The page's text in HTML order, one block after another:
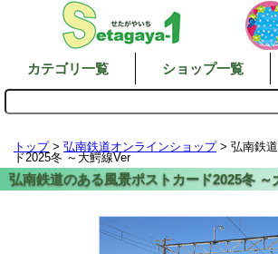
カテゴリ一覧 ショップ一覧
トップ> 弘南鉄道オンラインショップ> 弘南鉄
ド2025冬 ～大鰐線Ver